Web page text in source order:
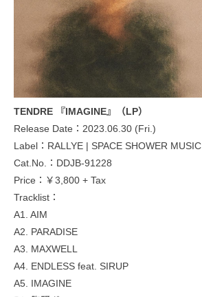
TENDRE 『IMAGINE』（LP）
Release Date：2023.06.30 (Fri.)
Label：RALLYE | SPACE SHOWER MUSIC
Cat.No.：DDJB-91228
Price：￥3,800 + Tax
Tracklist：
A1. AIM
A2. PARADISE
A3. MAXWELL
A4. ENDLESS feat. SIRUP
A5. IMAGINE